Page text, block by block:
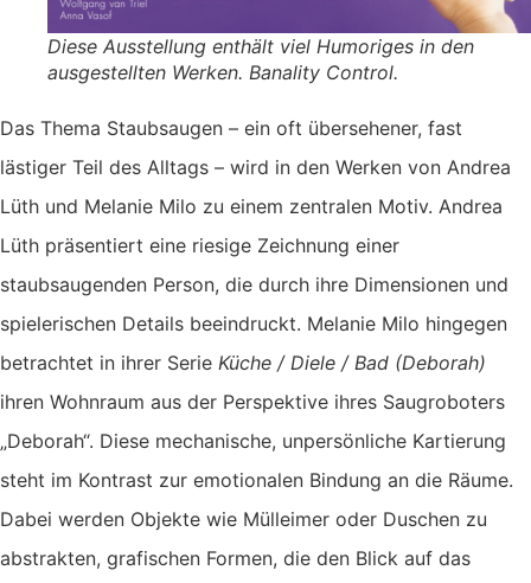
Diese Ausstellung enthält viel Humoriges in den
ausgestellten Werken. Banality Control.
Das Thema Staubsaugen – ein oft übersehener, fast
lästiger Teil des Alltags – wird in den Werken von Andrea
Lüth und Melanie Milo zu einem zentralen Motiv. Andrea
Lüth präsentiert eine riesige Zeichnung einer
staubsaugenden Person, die durch ihre Dimensionen und
spielerischen Details beeindruckt. Melanie Milo hingegen
betrachtet in ihrer Serie Küche / Diele / Bad (Deborah)
ihren Wohnraum aus der Perspektive ihres Saugroboters
„Deborah“. Diese mechanische, unpersönliche Kartierung
steht im Kontrast zur emotionalen Bindung an die Räume.
Dabei werden Objekte wie Mülleimer oder Duschen zu
abstrakten, grafischen Formen, die den Blick auf das